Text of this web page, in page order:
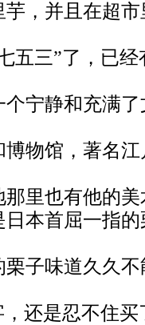
，并且在超
五三”了，已
宁静和充满
物馆，著名
里也有他的美
本首屈一指
子味道久久
还是忍不住买